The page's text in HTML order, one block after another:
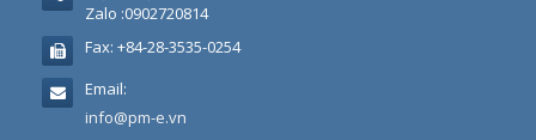
Zalo :0902720814
Fax: +84-28-3535-0254
Email:
info@pm-e.vn